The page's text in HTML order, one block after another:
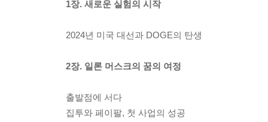
1장. 새로운 실험의 시작
2024년 미국 대선과 DOGE의 탄생
2장. 일론 머스크의 꿈의 여정
출발점에 서다
집투와 페이팔, 첫 사업의 성공